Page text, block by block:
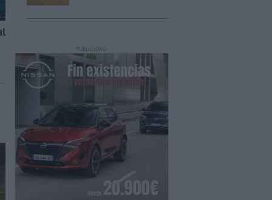
PUBLICIDAD